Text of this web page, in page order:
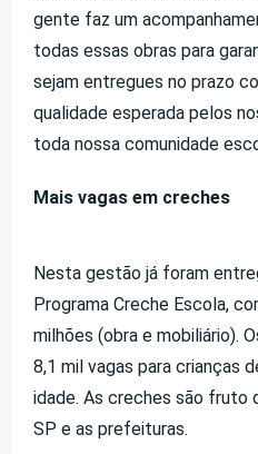
gente faz um
todas essas obras para
sejam entregues no prazo
qualidade esperada pelos
toda nossa comunidade
Mais vagas em creches
Nesta gestão já foram
Programa Creche Escola,
milhões (obra e mobiliário).
8,1 mil vagas para crianças
idade. As creches são fruto
SP e as prefeituras.